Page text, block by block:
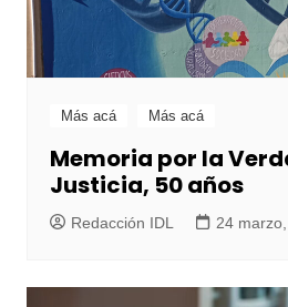
Más acá Más acá
Memoria por la
Justicia, 50 años
Redacción IDL 24